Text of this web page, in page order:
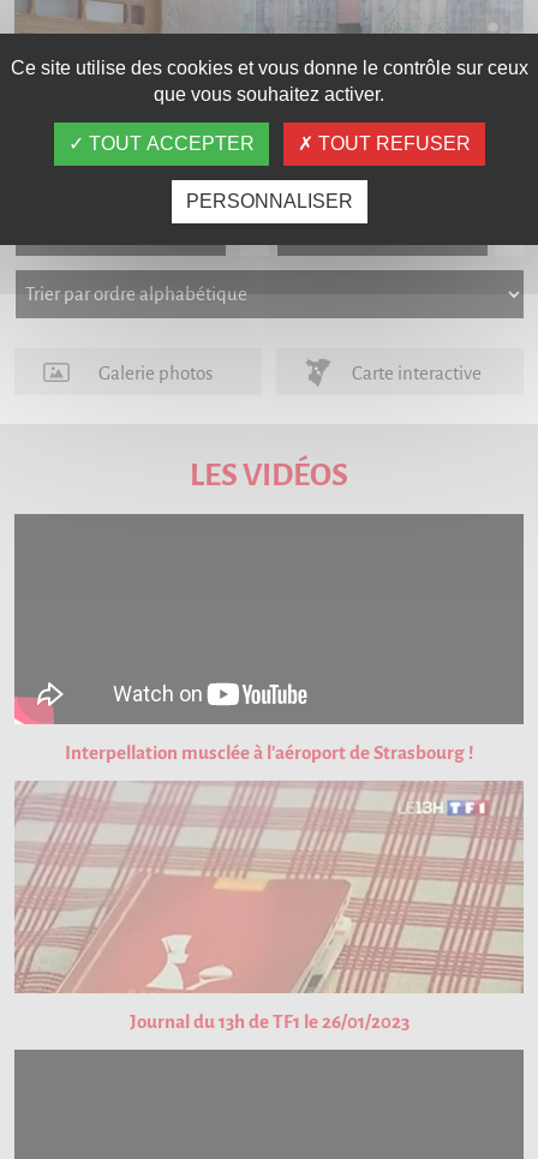
‹
Galerie photos Carte interactive
LES VIDÉOS
Interpellation musclée à l'aéroport de Strasbourg !
Journal du 13h de TF1 le 26/01/2023
Ce site utilise des cookies et vous donne le contrôle sur ceux
que vous souhaitez activer.
TOUT ACCEPTER TOUT REFUSER
PERSONNALISER